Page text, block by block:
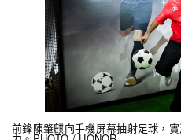
前鋒陳肇麒向手機屏幕抽射足球，